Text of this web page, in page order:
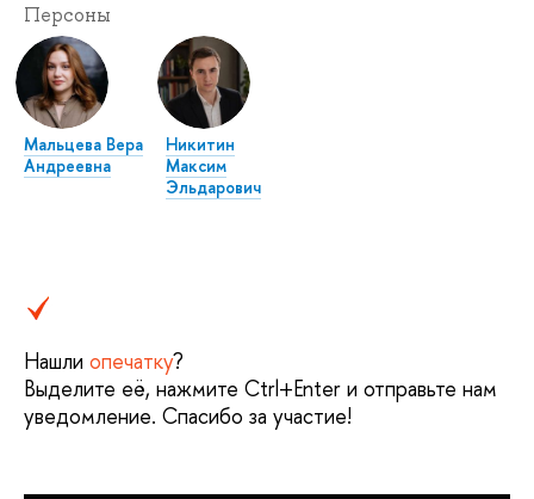
Персоны
Мальцева Вера
Андреевна
Никитин
Максим
Эльдарович
Нашли опечатку?
Выделите её, нажмите Ctrl+Enter и отправьте нам
уведомление. Спасибо за участие!